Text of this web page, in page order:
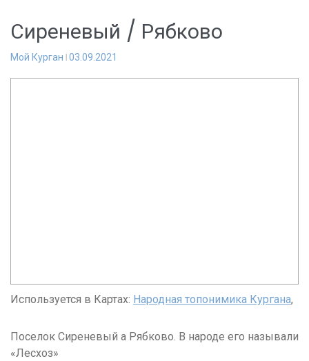
Сиреневый / Рябково
Мой Курган 03.09.2021
Используется в Картах: Народная топонимика Кургана,
Поселок Сиреневый а Рябково. В народе его называли
«Лесхоз»